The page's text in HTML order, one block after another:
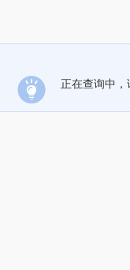
正在查询中，